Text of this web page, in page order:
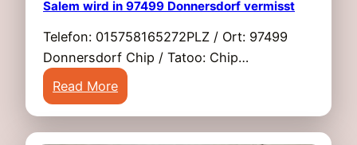
t
N
k
a
i
n
9
Salem wird in 97499 Donnersdorf vermisst
Telefon: 015758165272PLZ / Ort: 97499
Donnersdorf Chip / Tatoo: Chip…
Read More:
S